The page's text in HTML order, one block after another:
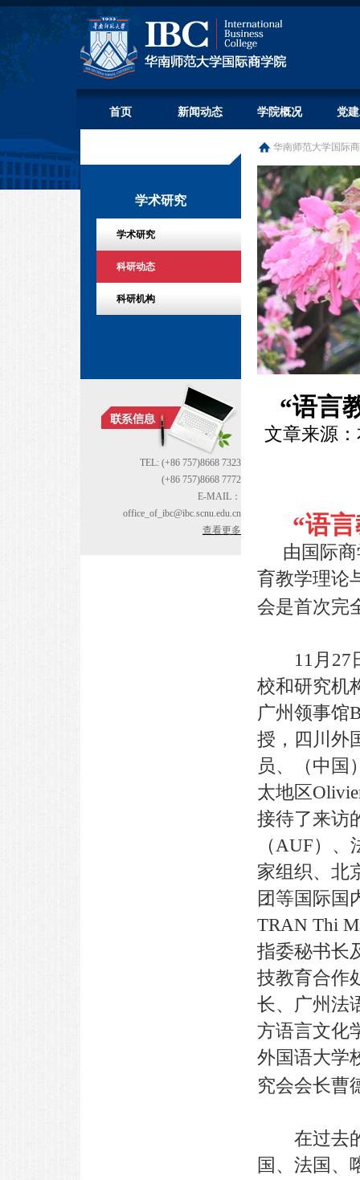
首页 新闻动态 学院概况 党
学术研究
学术研究
科研动态
科研机构
TEL: (+86 757)8668 7323
(+86 757)8668 7772
E-MAIL：
office_of_ibc@ibc.scnu.edu.cn
查看更多
华南师范大学国际
“语言
文章来源
“语
由国际
育教学理论
会是首次完
11月27日
校和研究机
广州领事馆
授，四川外
员、（中国
太地区
接待了来访
（AUF）
家组织、北
团等国际国
TRAN Thi
指委秘书长
技教育合作
长、广州法
方语言文化
外国语大学
究会会长曹
在过去的
国、法国、